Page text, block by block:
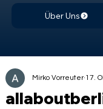
Über Uns
Mirko Vorreuter 17.